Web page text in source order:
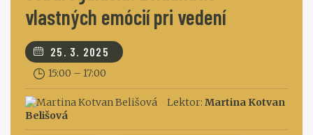
vlastných emócií pri vedení
25. 3. 2025
15:00 – 17:00
Lektor: Martina Kotvan
Belišová